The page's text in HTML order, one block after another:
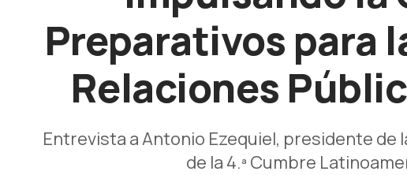
Preparativos para
Relaciones
Entrevista a Antonio Ezequiel, presidente de
de la 4.ª Cumbre